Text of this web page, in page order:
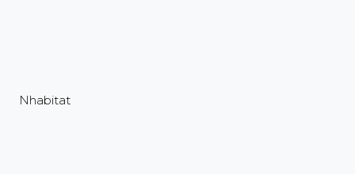
Nhabitat